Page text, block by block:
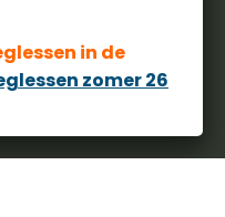
in de
zomer 26